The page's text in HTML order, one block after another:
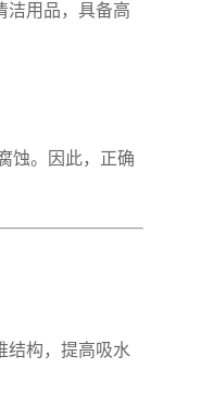
洁用品，具备高
蚀。因此，正确
结构，提高吸水